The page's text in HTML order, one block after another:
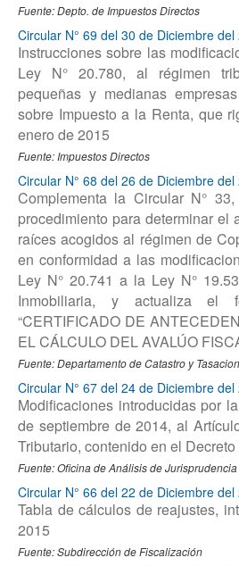
Fuente: Depto. de Impuestos Directos
Circular N° 69 del 30 de Diciembre del
Instrucciones sobre las
Ley N° 20.780, al régimen
pequeñas y medianas
sobre Impuesto a la Renta, que
enero de 2015
Fuente: Impuestos Directos
Circular N° 68 del 26 de Diciembre del
Complementa la Circular N°
procedimiento para determinar el
raíces acogidos al régimen de
en conformidad a las
Ley N° 20.741 a la Ley N°
Inmobiliaria, y actualiza el
“CERTIFICADO DE
EL CÁLCULO DEL AVALÚO
Fuente: Departamento de Catastro y
Circular N° 67 del 24 de Diciembre del
Modificaciones introducidas por
de septiembre de 2014, al
Tributario, contenido en el
Fuente: Oficina de Análisis de Jurisprudencia
Circular N° 66 del 22 de Diciembre del
Tabla de cálculos de reajustes,
2015
Fuente: Subdirección de Fiscalización